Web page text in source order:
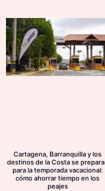
Cartagena, Barranquilla y los
destinos de la Costa se
para la temporada vacacional:
cómo ahorrar tiempo en los
peajes